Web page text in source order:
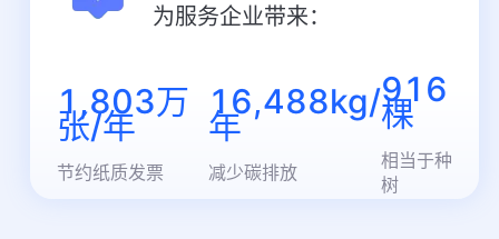
为服务企业带来：
1,803万
张/年
节约纸质发票
16,488kg/
年
减少碳排放
916
棵
相当于种
树